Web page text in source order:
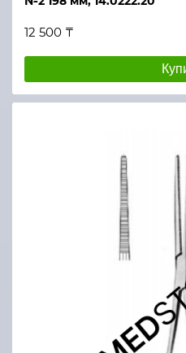
12 500 ₸